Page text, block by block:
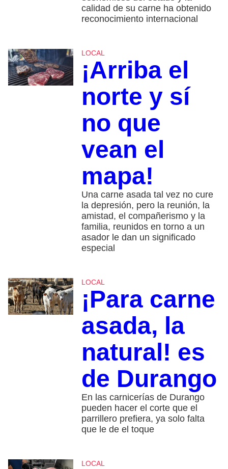
calidad de su carne ha obtenido
reconocimiento internacional
LOCAL
¡Arriba el
norte y sí
no que
vean el
mapa!
Una carne asada tal vez no cure
la depresión, pero la reunión, la
amistad, el compañerismo y la
familia, reunidos en torno a un
asador le dan un significado
especial
LOCAL
¡Para carne
asada, la
natural! es
de Durango
En las carnicerías de Durango
pueden hacer el corte que el
parrillero prefiera, ya solo falta
que le de el toque
LOCAL